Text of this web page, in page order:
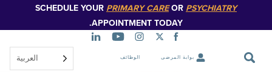
الرئيسي
SCHEDULE YOURPRIMARY CAREOR
APPOINTMENT TODAY.
بوابة المرضى الوظائف العربية‏